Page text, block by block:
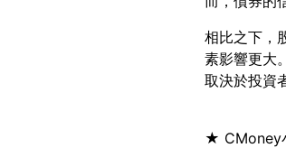
相比之下，
素影響更大
★ CMoney